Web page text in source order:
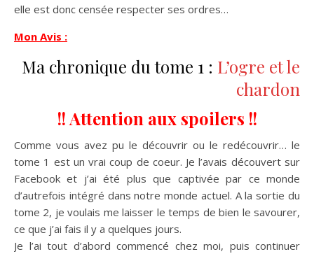
elle est donc censée respecter ses ordres…
Mon Avis :
Ma chronique du tome 1 : L’ogre et le
chardon
!! Attention aux spoilers !!
Comme vous avez pu le découvrir ou le redécouvrir… le
tome 1 est un vrai coup de coeur. Je l’avais découvert sur
Facebook et j’ai été plus que captivée par ce monde
d’autrefois intégré dans notre monde actuel. A la sortie du
tome 2, je voulais me laisser le temps de bien le savourer,
ce que j’ai fais il y a quelques jours.
Je l’ai tout d’abord commencé chez moi, puis continuer